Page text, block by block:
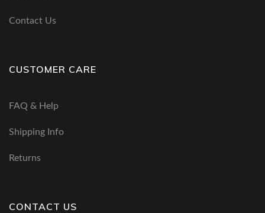
Contact Us
CUSTOMER CARE
FAQ & Help
Shipping Info
Returns
CONTACT US